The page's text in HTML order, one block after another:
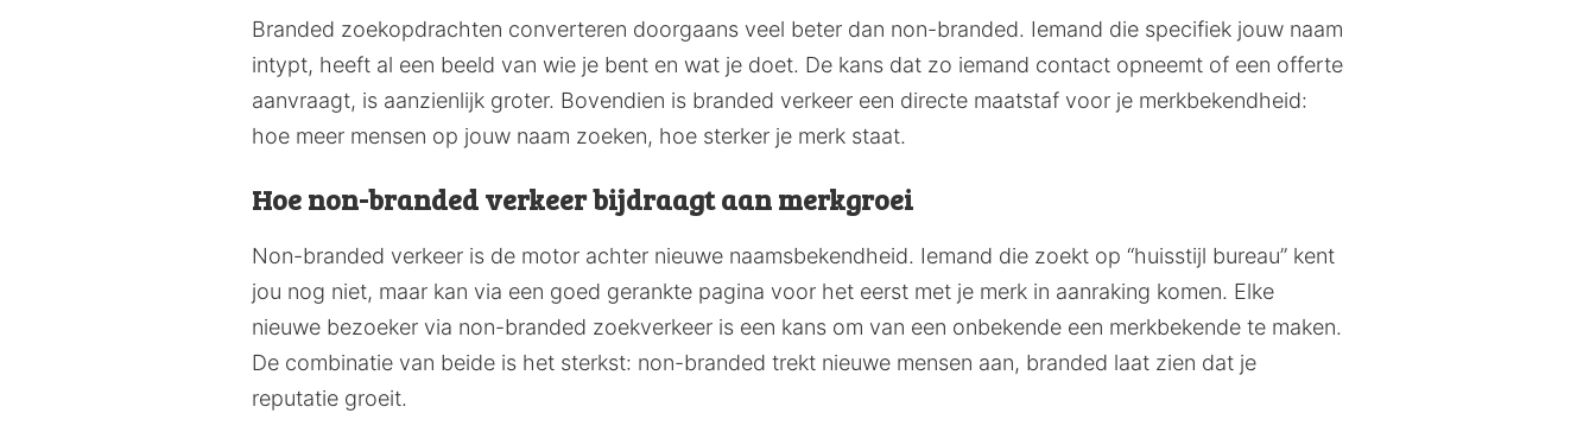
Branded zoekopdrachten converteren doorgaans veel beter dan non-branded. Iemand die specifiek jouw naam
intypt, heeft al een beeld van wie je bent en wat je doet. De kans dat zo iemand contact opneemt of een offerte
aanvraagt, is aanzienlijk groter. Bovendien is branded verkeer een directe maatstaf voor je merkbekendheid:
hoe meer mensen op jouw naam zoeken, hoe sterker je merk staat.
Hoe non-branded verkeer bijdraagt aan merkgroei
Non-branded verkeer is de motor achter nieuwe naamsbekendheid. Iemand die zoekt op “huisstijl bureau” kent
jou nog niet, maar kan via een goed gerankte pagina voor het eerst met je merk in aanraking komen. Elke
nieuwe bezoeker via non-branded zoekverkeer is een kans om van een onbekende een merkbekende te maken.
De combinatie van beide is het sterkst: non-branded trekt nieuwe mensen aan, branded laat zien dat je
reputatie groeit.